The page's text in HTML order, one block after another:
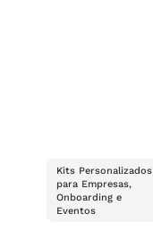
Kits Personalizados
para Empresas,
Onboarding e
Eventos